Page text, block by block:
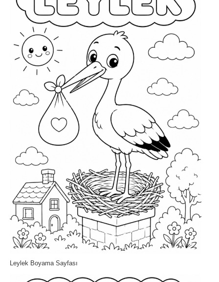
Leylek Boyama Sayfası